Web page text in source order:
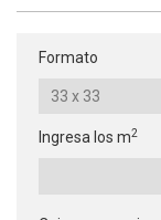
Formato
Ingresa los m2